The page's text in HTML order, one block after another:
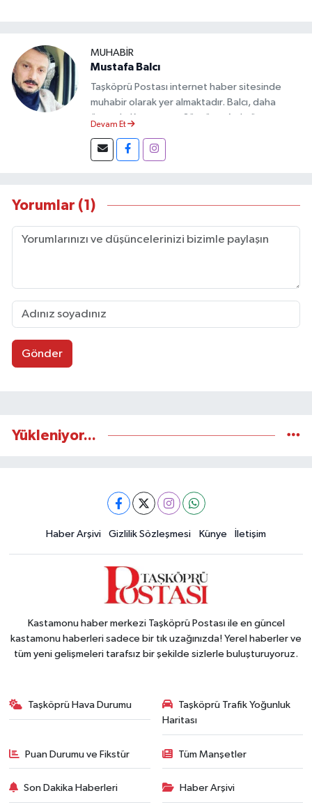
MUHABİR
Mustafa Balcı
Taşköprü Postası internet haber sitesinde
muhabir olarak yer almaktadır. Balcı, daha
önce de Kastamonu Sözcü ve Açıksöz
yaptı. Mustafa Balcı bir dönem İhlas Haber
Ajansı (İHA)'nın Kastamonu muhabirliğini de
Basın kartlarına sahip.
Devam Et
Yorumlar (1)
Gönder
Yükleniyor...
Haber Arşivi Gizlilik Sözleşmesi Künye İletişim
Kastamonu haber merkezi Taşköprü Postası ile en güncel
kastamonu haberleri sadece bir tık uzağınızda! Yerel haberler ve
tüm yeni gelişmeleri tarafsız bir şekilde sizlerle buluşturuyoruz.
Taşköprü Hava Durumu
Taşköprü Trafik Yoğunluk
Haritası
Puan Durumu ve Fikstür Tüm Manşetler
Son Dakika Haberleri Haber Arşivi